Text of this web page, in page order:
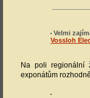
Velmi
Vossloh
Na poli regionální
exponátům